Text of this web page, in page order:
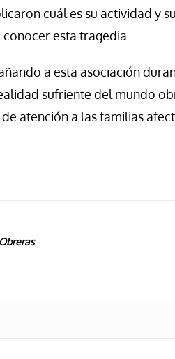
cuál es su actividad y
esta tragedia.
a esta asociación
sufriente del mundo
atención a las familias